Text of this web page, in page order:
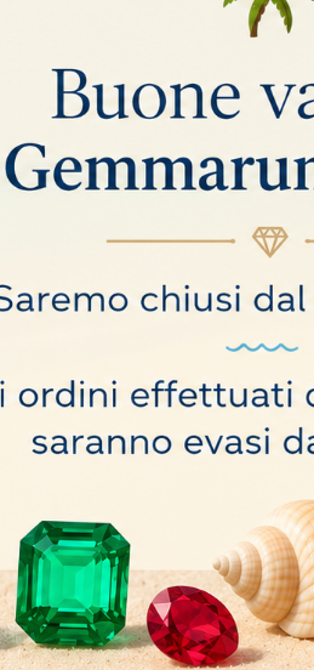
rame, bronzo, ottone, ferro, acciaio
acquistare, vendere e prendersi cura dei
in modo creativo in gioielleria.
discute i metodi di produzione dei